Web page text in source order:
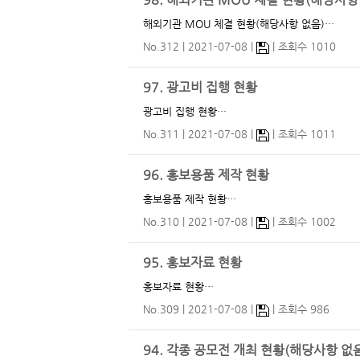
해외기관 MOU 체결 현황(해당사항 없음)…
No.312
2021-07-08 조회수 1010
97. 광고비 집행 현황
광고비 집행 현황…
No.311
2021-07-08 조회수 1011
96. 홍보용품 제작 현황
홍보용품 제작 현황…
No.310
2021-07-08 조회수 1002
95. 홍보자료 현황
홍보자료 현황…
No.309
2021-07-08 조회수 986
94. 각종 공모전 개최 현황(해당사항 없